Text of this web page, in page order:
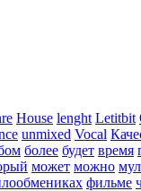
House lenght Letitbit
unmixed Vocal
более будет время
может можно
фильме